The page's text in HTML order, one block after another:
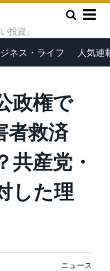
投資」
ネス・ライフ 人気連
政権で成立「旧統一
いわが最後まで反
政権で
者救済
共産党・
した理
ニュース